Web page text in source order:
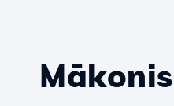
Mākonis